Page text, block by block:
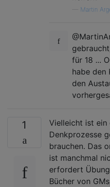
Martin
für 18 ...
habe den
den
1
Vielleicht ist ein
Denkprozesse
brauchen. Das
ist manchmal
erfordert
Bücher von